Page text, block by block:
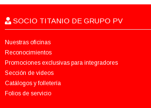
SOCIO TITANIO DE GRUPO PV
Nuestras oficinas
Reconocimientos
Promociones exclusivas para integradores
Sección de videos
Catálogos y folletería
Folios de servicio